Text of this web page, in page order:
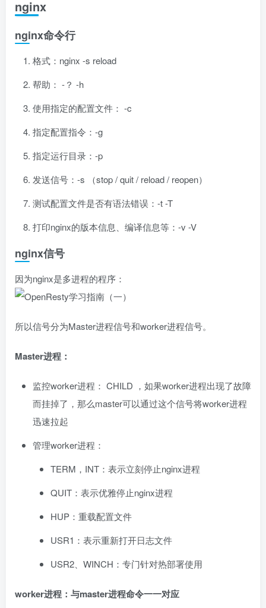
nginx
nginx命令行
格式：nginx -s reload
帮助： -？ -h
使用指定的配置文件： -c
指定配置指令：-g
指定运行目录：-p
发送信号：-s （stop / quit / reload / reopen）
测试配置文件是否有语法错误：-t -T
打印nginx的版本信息、编译信息等：-v -V
nginx信号
因为nginx是多进程的程序：
所以信号分为Master进程信号和worker进程信号。
Master进程：
监控worker进程： CHILD ，如果worker进程出现了故障
而挂掉了，那么master可以通过这个信号将worker进程
迅速拉起
管理worker进程：
TERM，INT：表示立刻停止nginx进程
QUIT：表示优雅停止nginx进程
HUP：重载配置文件
USR1：表示重新打开日志文件
USR2、WINCH：专门针对热部署使用
worker进程：与master进程命令一一对应